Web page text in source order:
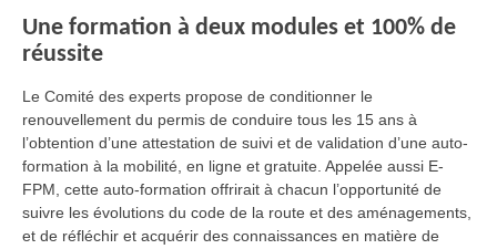
Une formation à deux modules et 100% de
réussite
Le Comité des experts propose de conditionner le
renouvellement du permis de conduire tous les 15 ans à
l’obtention d’une attestation de suivi et de validation d’une auto-
formation à la mobilité, en ligne et gratuite. Appelée aussi E-
FPM, cette auto-formation offrirait à chacun l’opportunité de
suivre les évolutions du code de la route et des aménagements,
et de réfléchir et acquérir des connaissances en matière de